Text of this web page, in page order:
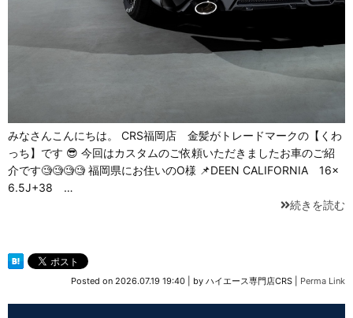
みなさんこんにちは。 CRS福岡店 金髪がトレードマークの【くわ
っち】です 😎 今回はカスタムのご依頼いただきましたお車のご紹
介です🧐🧐🧐🧐 福岡県にお住いのO様 📌DEEN CALIFORNIA 16×
6.5J+38 …
続きを読む
Posted on 2026.07.19 19:40 by ハイエース専門店CRS Perma Link